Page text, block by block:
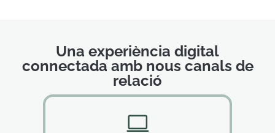
Una experiència digital
connectada amb nous canals de
relació